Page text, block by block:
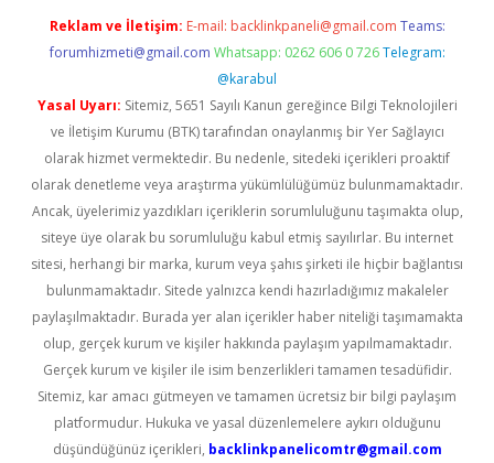
Reklam ve İletişim: E-mail: backlinkpaneli@gmail.com Teams:
forumhizmeti@gmail.com Whatsapp: 0262 606 0 726 Telegram:
@karabul
Yasal Uyarı: Sitemiz, 5651 Sayılı Kanun gereğince Bilgi Teknolojileri
ve İletişim Kurumu (BTK) tarafından onaylanmış bir Yer Sağlayıcı
olarak hizmet vermektedir. Bu nedenle, sitedeki içerikleri proaktif
olarak denetleme veya araştırma yükümlülüğümüz bulunmamaktadır.
Ancak, üyelerimiz yazdıkları içeriklerin sorumluluğunu taşımakta olup,
siteye üye olarak bu sorumluluğu kabul etmiş sayılırlar. Bu internet
sitesi, herhangi bir marka, kurum veya şahıs şirketi ile hiçbir bağlantısı
bulunmamaktadır. Sitede yalnızca kendi hazırladığımız makaleler
paylaşılmaktadır. Burada yer alan içerikler haber niteliği taşımamakta
olup, gerçek kurum ve kişiler hakkında paylaşım yapılmamaktadır.
Gerçek kurum ve kişiler ile isim benzerlikleri tamamen tesadüfidir.
Sitemiz, kar amacı gütmeyen ve tamamen ücretsiz bir bilgi paylaşım
platformudur. Hukuka ve yasal düzenlemelere aykırı olduğunu
düşündüğünüz içerikleri, backlinkpanelicomtr@gmail.com